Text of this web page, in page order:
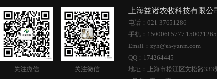
关注微信 关注微信
上海益诸农牧科技有限
电话：021-37651286
手机：15000685777
Email：zyh@sh-yznm.com
QQ：174264445
地址：上海市松江区文松路333